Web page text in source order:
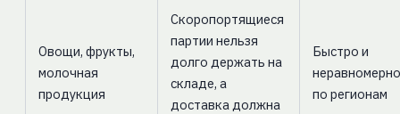
Овощи, фрукты,
молочная
продукция
Скоропортящиеся
партии нельзя
долго держать на
складе, а
доставка должна
Быстро и
по регионам